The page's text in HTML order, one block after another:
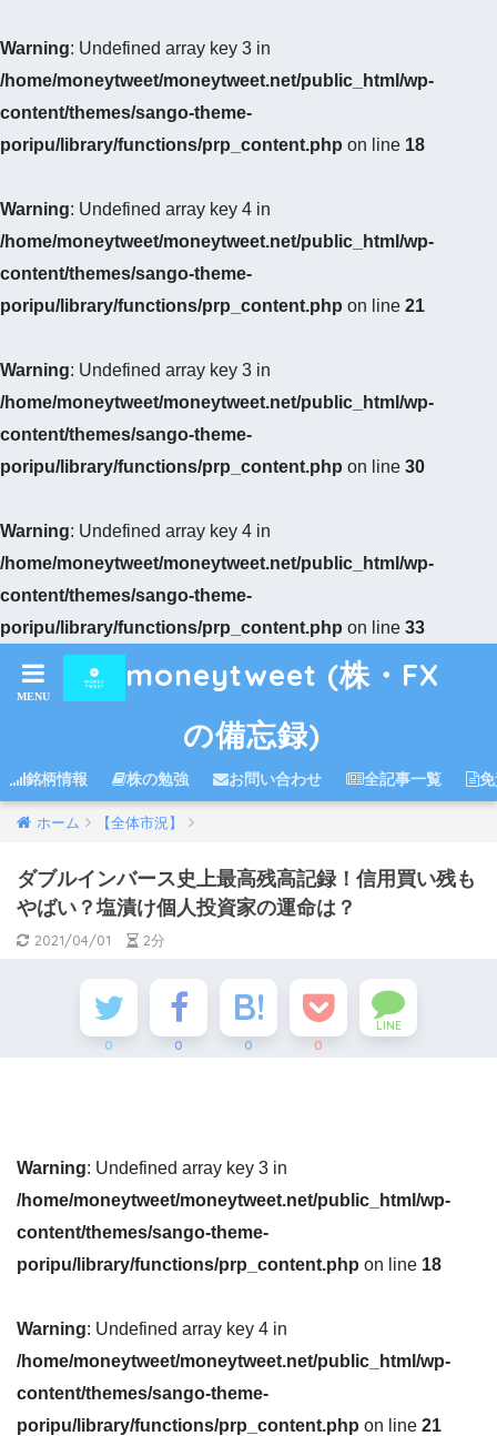
Warning: Undefined array key 3 in
/home/moneytweet/moneytweet.net/public_html/wp-
content/themes/sango-theme-
poripu/library/functions/prp_content.php on line 18
Warning: Undefined array key 4 in
/home/moneytweet/moneytweet.net/public_html/wp-
content/themes/sango-theme-
poripu/library/functions/prp_content.php on line 21
Warning: Undefined array key 3 in
/home/moneytweet/moneytweet.net/public_html/wp-
content/themes/sango-theme-
poripu/library/functions/prp_content.php on line 30
Warning: Undefined array key 4 in
/home/moneytweet/moneytweet.net/public_html/wp-
content/themes/sango-theme-
poripu/library/functions/prp_content.php on line 33
moneytweet (株・FX
の備忘録)
銘柄情報 株の勉強 お問い合わせ 全記事一覧
ホーム 【全体市況】
ダブルインバース史上最高残高記録！信用買い残も
やばい？塩漬け個人投資家の運命は？
2021/04/01 2分
0 0 0 0
LINE
Warning: Undefined array key 3 in
/home/moneytweet/moneytweet.net/public_html/wp-
content/themes/sango-theme-
poripu/library/functions/prp_content.php on line 18
Warning: Undefined array key 4 in
/home/moneytweet/moneytweet.net/public_html/wp-
content/themes/sango-theme-
poripu/library/functions/prp_content.php on line 21